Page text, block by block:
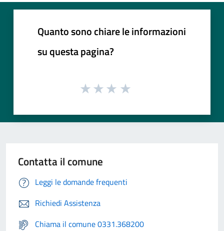
Quanto sono chiare le informazioni
su questa pagina?
Contatta il comune
Leggi le domande frequenti
Richiedi Assistenza
Chiama il comune 0331.368200